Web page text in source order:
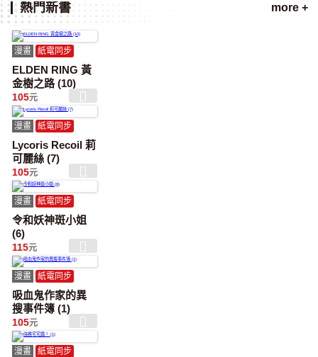
熱門新書
漫畫 紙電同步
ELDEN RING 黃
金樹之路 (10)
105元
漫畫 紙電同步
Lycoris Recoil 莉
可麗絲 (7)
105元
漫畫 紙電同步
令和妖神斑小姐
(6)
115元
漫畫 紙電同步
吸血鬼作家的異
搜事件簿 (1)
105元
漫畫 紙電同步
more +